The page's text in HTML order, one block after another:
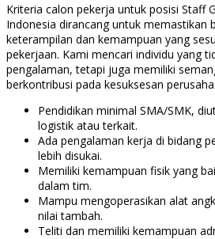
Kriteria calon pekerja untuk posisi Staff
Indonesia dirancang untuk memastikan
keterampilan dan kemampuan yang
pekerjaan. Kami mencari individu yang
pengalaman, tetapi juga memiliki
berkontribusi pada kesuksesan
Pendidikan minimal SMA/SMK,
logistik atau terkait.
Ada pengalaman kerja di bidang
lebih disukai.
Memiliki kemampuan fisik yang
dalam tim.
Mampu mengoperasikan alat
nilai tambah.
Teliti dan memiliki kemampuan